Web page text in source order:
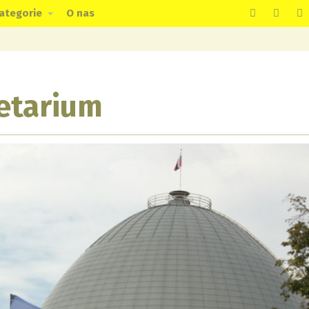
O nas
can't load Google Maps correctly.
OK